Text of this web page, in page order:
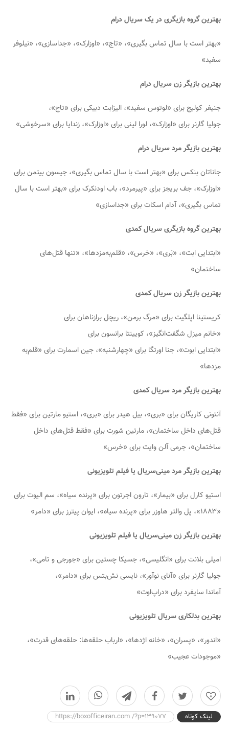
بهترین گروه بازیگری در یک سریال درام
«بهتر است با سال تماس بگیری»، «تاج»، «اوزارک»، «جداسازی»، «نیلوفر
سفید»
بهترین بازیگر زن سریال درام
جنیفر کولیج برای «لوتوس سفید»، الیزابت دبیکی برای «تاج»،
جولیا گارنر برای «اوزارک»، لورا لینی برای «اوزارک»، زندایا برای «سرخوشی»
بهترین بازیگر مرد سریال درام
جاناتان بنکس برای «بهتر است با سال تماس بگیری»، جیسون بیتمن برای
«اوزارک»، جف بریجز برای «پیرمرد»، باب اودنکرک برای «بهتر است با سال
تماس بگیری»، آدام اسکات برای «جداسازی»
بهترین گروه بازیگری سریال کمدی
«ابتدایی ابت»، «بَری»،‌ «خرس»،‌ «قلم‌به‌مزدها»،‌ «تنها قتل‌های
ساختمان»
بهترین بازیگر زن سریال کمدی
کریستینا اپلگیت برای «مرگ برمن»، ریچل برازناهان برای
«خانم میزل شگفت‌انگیز»، کویینتا برانسون برای
«ابتدایی ابوت»، جنا اورتگا برای «چهارشنبه»، جین اسمارت برای «قلم‌به
مزدها»
بهترین بازیگر مرد سریال کمدی
آنتونی کاریگان برای «بری»، بیل هیدر برای «بری»، استیو مارتین برای «فقط
قتل‌های داخل ساختمان»، مارتین شورت برای «فقط قتل‌های داخل
ساختمان»، جرمی آلن وایت برای «خرس»
بهترین بازیگر مرد مینی‌سریال یا فیلم تلویزیونی
استیو کارل برای «بیمار»، تارون اجرتون برای «پرنده سیاه»، سم الیوت برای
«۱۸۸۳»، پل والتر هاوزر برای «پرنده سیاه»، ایوان پیترز برای «دامر»
بهترین بازیگر زن مینی‌سریال یا فیلم تلویزیونی
امیلی بلانت برای «انگلیسی»، جسیکا چستین برای «جورجی و تامی»،
جولیا گارنر برای «آنای نوآور»، نایسی نش‌بتس برای «دامر»،
آماندا سایفرد برای «دراپ‌اوت»
بهترین بدلکاری سریال تلویزیونی
«اندور»، «پسران»، «خانه اژدها»، «ارباب حلقه‌ها: حلقه‌های قدرت»،
«موجودات عجیب»
0
لینک کوتاه
https://boxofficeiran.com /?p=139077